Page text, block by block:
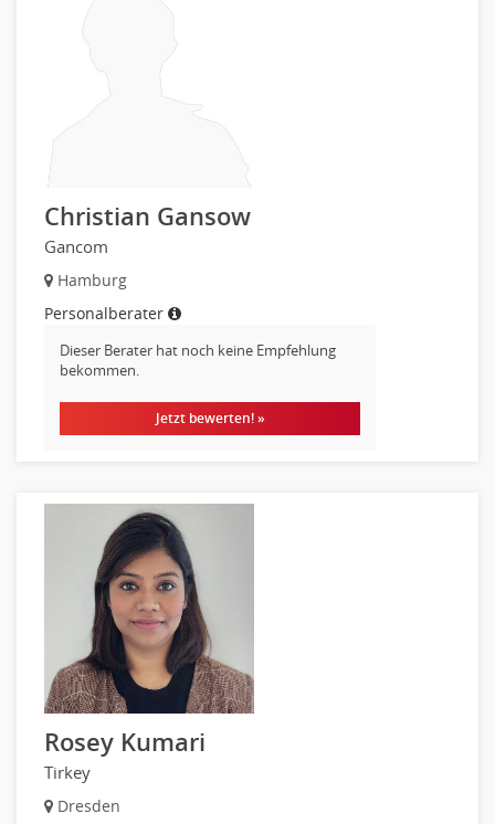
gebaeude-versorgungs-sicherheitstechnik
Kunststofftechnik
Leitung, Teamleitung
Luft- und Raumfahrttechnik
Materialwissenschaft
Mechatronik
Medizintechnik
Qualitätsmanagement
Technischer Systemplaner, Bauzeichner
Vertriebsingenieur
Wirtschaftsingenieur
Technisches Gebäudemanagement (TGM)
Anwendungsadministration
Consulting, Engineering
Data Warehouse, Business Intelligence
Datenbanken
Embedded Systems
Helpdesk
IT Leitung, Teamleitung
Projektmanagement
Christian Gansow
Gancom
Hamburg
Personalberater
Dieser Berater hat noch keine Empfehlung
bekommen.
Jetzt bewerten! »
Rosey Kumari
Tirkey
Dresden